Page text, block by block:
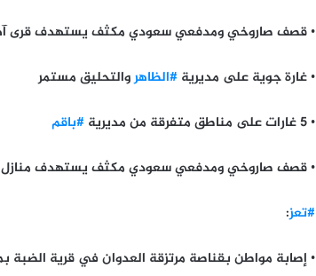
• قصف صاروخي ومدفعي سعودي مكثف يستهدف قرى
• غارة جوية على مديرية #الظاهروالتحليق مستمر
• 5 غارات على مناطق متفرقة من مديرية #باقم
• قصف صاروخي ومدفعي سعودي مكثف يستهدف منازل
#تعز:
• إصابة مواطن بقناصة مرتزقة العدوان في قرية الضبة